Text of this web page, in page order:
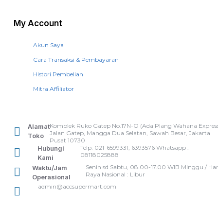
My Account
Akun Saya
Cara Transaksi & Pembayaran
Histori Pembelian
Mitra Affiliator
Alamat
Toko
Komplek Ruko Gatep No.17N-O (Ada Plang Wahana
Jalan Gatep, Mangga Dua Selatan, Sawah Besar, Jakarta
Pusat 10730
Hubungi
Kami
Telp: 021-6599331, 6393576 Whatsapp :
08118025888
Waktu/Jam
Operasional
Senin sd Sabtu, 08.00-17.00 WIB Minggu /
Raya Nasional : Libur
admin@accsupermart.com